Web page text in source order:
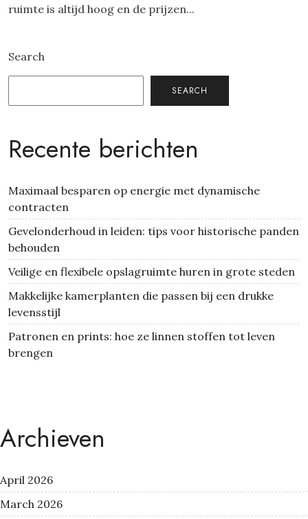
ruimte is altijd hoog en de prijzen...
Search
SEARCH
Recente berichten
Maximaal besparen op energie met dynamische
contracten
Gevelonderhoud in leiden: tips voor historische panden
behouden
Veilige en flexibele opslagruimte huren in grote steden
Makkelijke kamerplanten die passen bij een drukke
levensstijl
Patronen en prints: hoe ze linnen stoffen tot leven
brengen
Archieven
April 2026
March 2026